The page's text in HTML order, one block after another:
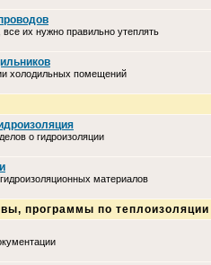
их нужно правильно утеплять
холодильных помещений
о гидроизоляции
материалов
программы по теплоизоляции